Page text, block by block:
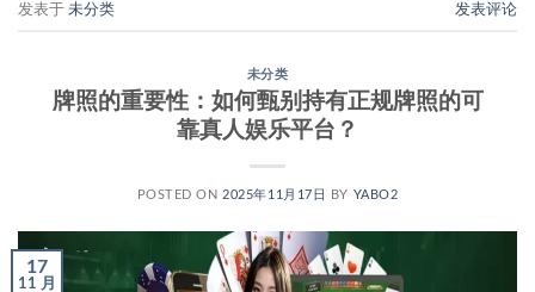
发表于 未分类 发表评论
未分类
牌照的重要性：如何甄别持有正规牌照的可
靠真人娱乐平台？
POSTED ON 2025年11月17日 BY YABO2
17
11 月